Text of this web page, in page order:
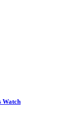
Watch